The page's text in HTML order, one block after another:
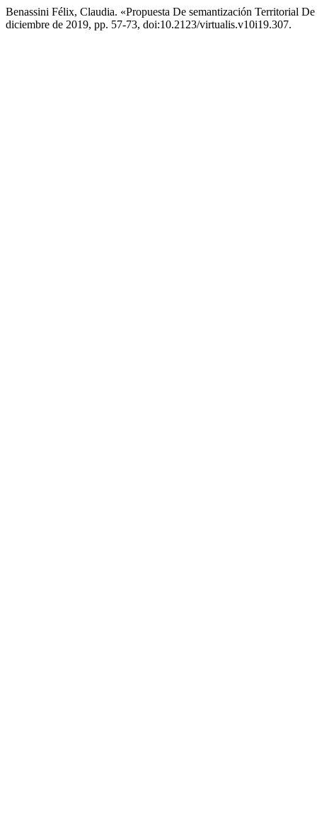
Benassini Félix, Claudia. «Propuesta De semantización Territorial
diciembre de 2019, pp. 57-73, doi:10.2123/virtualis.v10i19.307.